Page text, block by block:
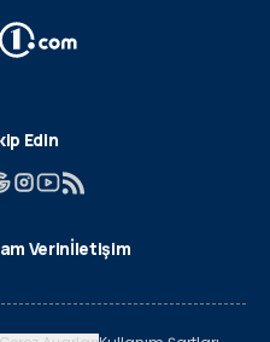
Edin
Verinİletişim